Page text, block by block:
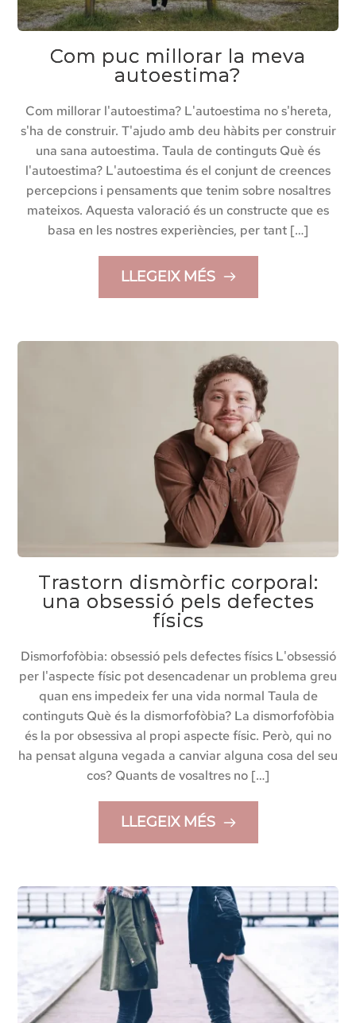
Com puc millorar la meva
autoestima?
Com millorar l'autoestima? L'autoestima no s'hereta,
s'ha de construir. T'ajudo amb deu hàbits per construir
una sana autoestima. Taula de continguts Què és
l'autoestima? L'autoestima és el conjunt de creences
percepcions i pensaments que tenim sobre nosaltres
mateixos. Aquesta valoració és un constructe que es
basa en les nostres experiències, per tant […]
LLEGEIX MÉS
Trastorn dismòrfic corporal:
una obsessió pels defectes
físics
Dismorfofòbia: obsessió pels defectes físics L'obsessió
per l'aspecte físic pot desencadenar un problema greu
quan ens impedeix fer una vida normal Taula de
continguts Què és la dismorfofòbia? La dismorfofòbia
és la por obsessiva al propi aspecte físic. Però, qui no
ha pensat alguna vegada a canviar alguna cosa del seu
cos? Quants de vosaltres no […]
LLEGEIX MÉS